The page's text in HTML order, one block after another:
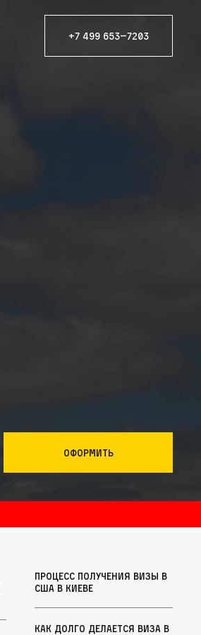
+7 499 653—7203
Оформить
Процесс получения визы в
США в Киеве
Как долго делается виза в